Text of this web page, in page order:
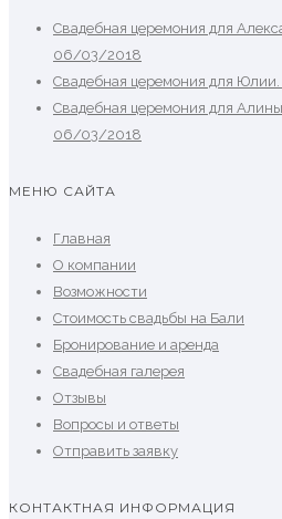
Свадебная церемония для
06/03/2018
Свадебная церемония для Юлии.
Свадебная церемония для
06/03/2018
МЕНЮ САЙТА
Главная
О компании
Возможности
Стоимость свадьбы на Бали
Бронирование и аренда
Свадебная галерея
Отзывы
Вопросы и ответы
Отправить заявку
КОНТАКТНАЯ ИНФОРМАЦИЯ